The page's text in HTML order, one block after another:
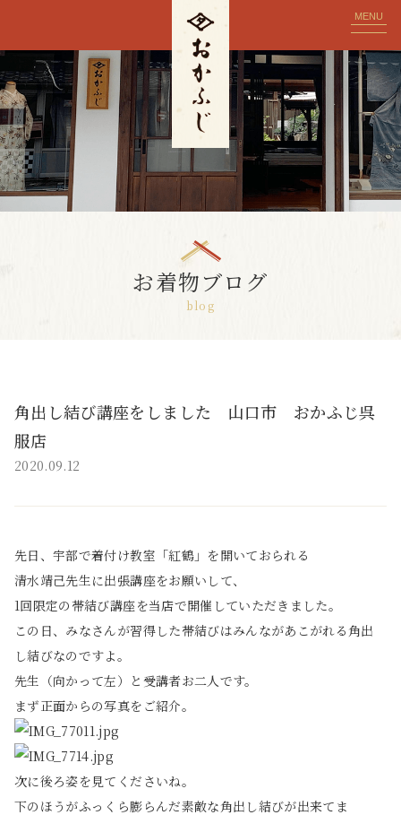
MENU
お着物ブログ
blog
角出し結び講座をしました 山口市 おかふじ呉
服店
2020.09.12
先日、宇部で着付け教室「紅鶴」を開いておられる
清水靖己先生に出張講座をお願いして、
1回限定の帯結び講座を当店で開催していただきました。
この日、みなさんが習得した帯結びはみんながあこがれる角出
し結びなのですよ。
先生（向かって左）と受講者お二人です。
まず正面からの写真をご紹介。
次に後ろ姿を見てくださいね。
下のほうがふっくら膨らんだ素敵な角出し結びが出来てま